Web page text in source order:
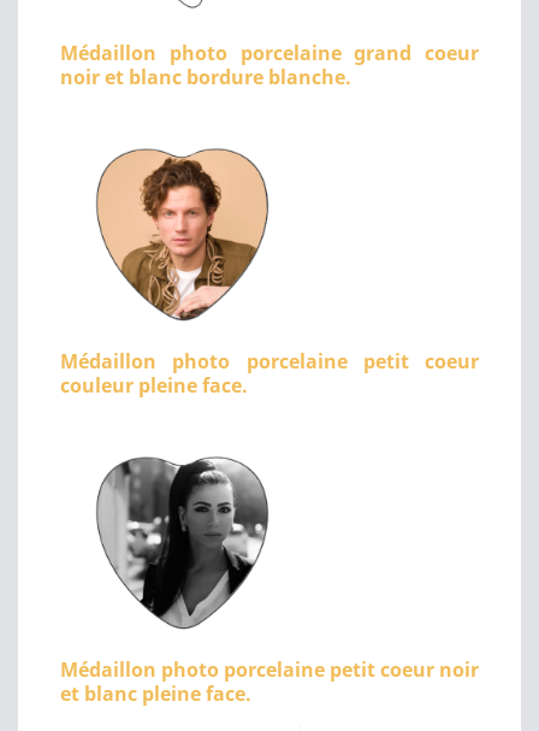
Médaillon photo porcelaine grand coeur
noir et blanc bordure blanche.
Médaillon photo porcelaine petit coeur
couleur pleine face.
Médaillon photo porcelaine petit coeur noir
et blanc pleine face.